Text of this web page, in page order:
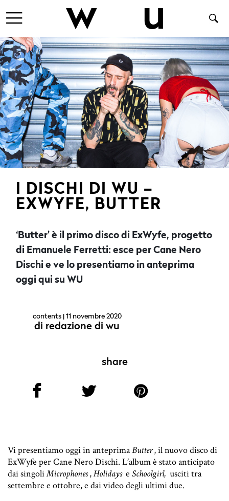
I DISCHI DI WU –
EXWYFE, BUTTER
‘Butter’ è il primo disco di ExWyfe, progetto
di Emanuele Ferretti: esce per Cane Nero
Dischi e ve lo presentiamo in anteprima
oggi qui su WU
contents| 11 novembre 2020
di redazione di wu
share
Vi presentiamo oggi in anteprimaButter, il nuovo disco di
ExWyfe per Cane Nero Dischi. L’album è stato anticipato
dai singoliMicrophones,Holidays e Schoolgirl, usciti tra
settembre e ottobre, e dai video degli ultimi due.